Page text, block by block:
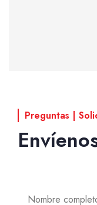
Preguntas |